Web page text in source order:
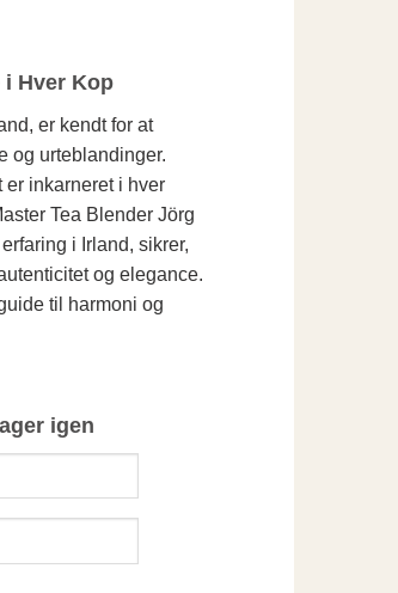
Hver Kop
er kendt for at
og urteblandinger.
inkarneret i hver
Tea Blender Jörg
i Irland, sikrer,
og elegance.
til harmoni og
igen